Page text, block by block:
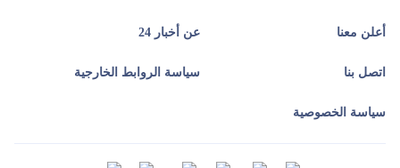
أعلن معنا عن أخبار 24
اتصل بنا سياسة الروابط الخارجية
سياسة الخصوصية